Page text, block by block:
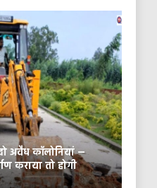
अवैध कॉलोनियां —
कराया तो होगी